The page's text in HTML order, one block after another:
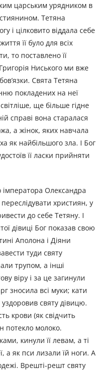
царським урядником в
Тетяна
і цілковито віддала себе
її було для всіх
то поставлено її
Ниського ми вже
Свята Тетяна
покладених на неї
ще більше гідне
справі вона старалася
а жінок, яких навчала
як найбільшого зла. І Бог
її ласки прийняти
імператора Олександра
християн, у
до себе Тетяну. І
дівиці Бог показав свою
Аполона і Діяни
туди святу
трупом, а інші
віру і за це загинули
зносила всі муки; кати
уздоровив святу дівицю.
крови (як свідчить
потекло молоко.
кинули її левам, а ті
а як пси лизали їй ноги. А
Врешті-решт святу